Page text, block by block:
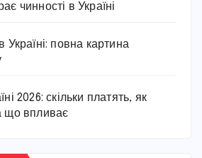
чинності в Україні
Україні: повна картина
2026: скільки платять, як
що впливає